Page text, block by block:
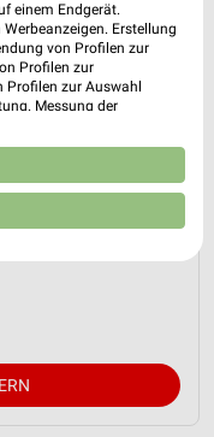
für
einem Endgerät.
Erstellung
von Profilen zur
Profilen zur
zur Auswahl
Messung der
Entwicklung und
Daten zur Auswahl
weitergegeben und in die